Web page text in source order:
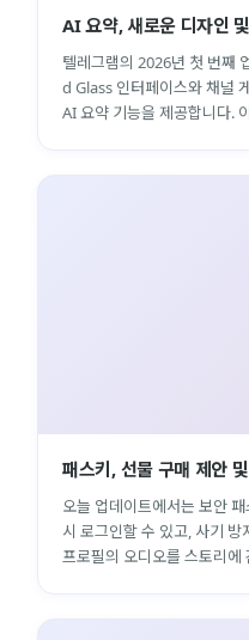
AI 요약, 새로운 디자인
텔레그램의 2026년 첫 번째
d Glass 인터페이스와 채널
AI 요약 기능을 제공합니다.
패스키, 선물 구매 제안
오늘 업데이트에서는 보안
시 로그인할 수 있고, 사기
프로필의 오디오를 스토리에